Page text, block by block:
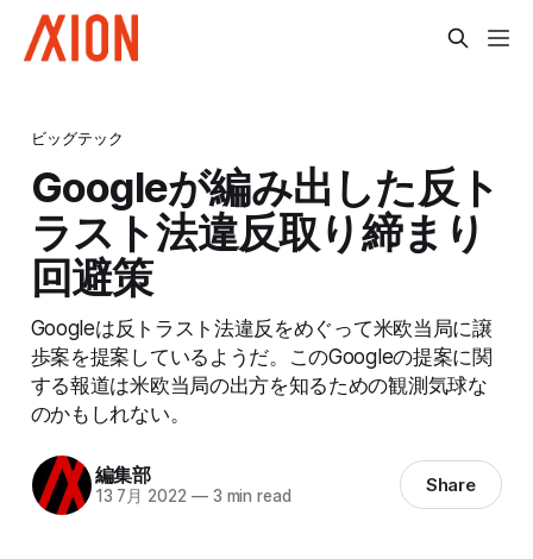
ビッグテック
Googleが編み出した反ト
ラスト法違反取り締まり
回避策
Googleは反トラスト法違反をめぐって米欧当局に譲
歩案を提案しているようだ。このGoogleの提案に関
する報道は米欧当局の出方を知るための観測気球な
のかもしれない。
編集部
13 7月 2022 —3 min read Share